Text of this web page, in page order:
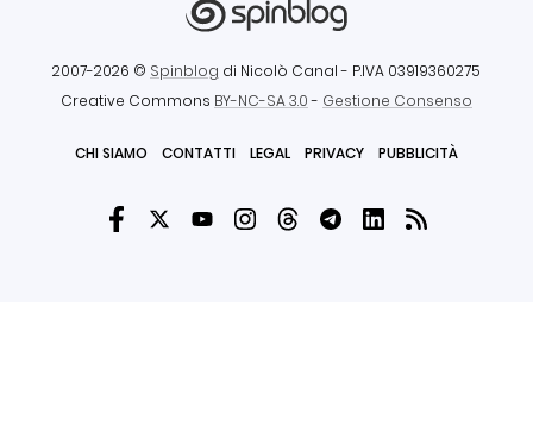
2007-2026 © Spinblog di Nicolò Canal - P.IVA 03919360275
Creative Commons BY-NC-SA 3.0- Gestione Consenso
CHI SIAMO CONTATTI LEGAL PRIVACY PUBBLICITÀ